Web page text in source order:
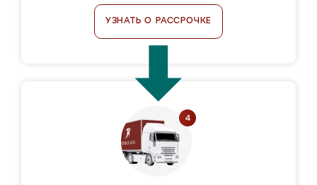
УЗНАТЬ О РАССРОЧКЕ